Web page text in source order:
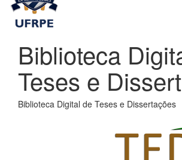
Biblioteca
Teses e
Biblioteca Digital de Teses e Dissertações